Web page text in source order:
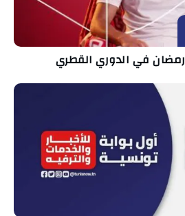
في الدوري القطري